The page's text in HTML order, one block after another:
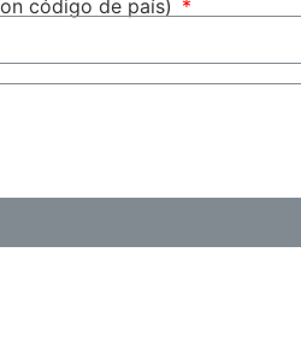
código de país)